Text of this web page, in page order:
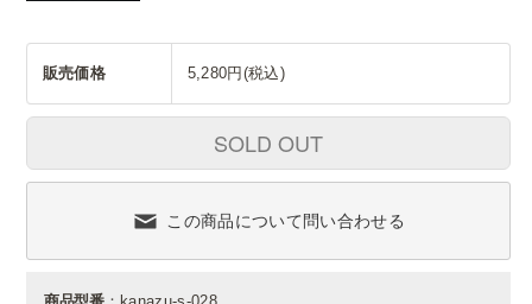
販売価格 5,280円(税込)
SOLD OUT
この商品について問い合わせる